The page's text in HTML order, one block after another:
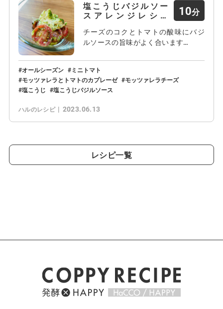
塩こうじバジルソー
スアレンジレシピ
10
チーズのコクとトマトの酸味にバジ
ルソースの旨味がよく合います…
オールシーズン
ミニトマト
モッツァレラとトマトのカプレーゼ
モッツァレラチーズ
塩こうじ
塩こうじバジルソース
ハルのレシピ 2023.06.13
レシピ一覧